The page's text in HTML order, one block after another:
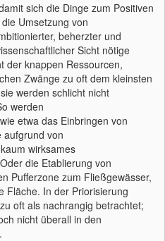
sich die Dinge zum Positiven
Umsetzung von
beherzter und
Sicht nötige
der knappen Ressourcen,
Zwänge zu oft dem kleinsten
werden schlicht nicht
werden
etwa das Einbringen von
aufgrund von
wirksames
die Etablierung von
Pufferzone zum Fließgewässer,
Fläche. In der Priorisierung
oft als nachrangig betrachtet;
nicht überall in den